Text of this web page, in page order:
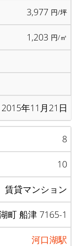
3,977 円/坪
1,203 円/㎡
2015年11月21日
8
10
賃貸マンション
町 船津 7165-1
河口湖駅